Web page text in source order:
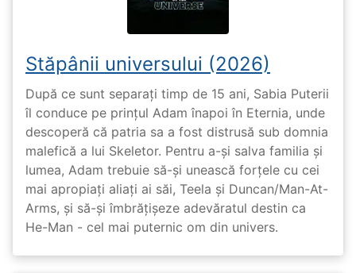
Stăpânii universului (2026)
După ce sunt separați timp de 15 ani, Sabia Puterii
îl conduce pe prințul Adam înapoi în Eternia, unde
descoperă că patria sa a fost distrusă sub domnia
malefică a lui Skeletor. Pentru a-și salva familia și
lumea, Adam trebuie să-și unească forțele cu cei
mai apropiați aliați ai săi, Teela și Duncan/Man-At-
Arms, și să-și îmbrățișeze adevăratul destin ca
He-Man - cel mai puternic om din univers.